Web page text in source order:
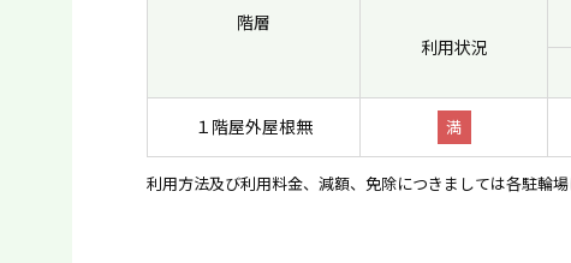
階層
利用状況
１階屋外屋根無 満
利用方法及び利用料金、減額、免除につきましては各駐輪場